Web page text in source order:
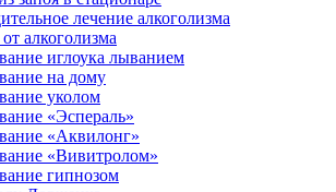
лечение алкоголизма
алкоголизма
иглоука лыванием
на дому
уколом
«Эспераль»
«Аквилонг»
«Вивитролом»
гипнозом